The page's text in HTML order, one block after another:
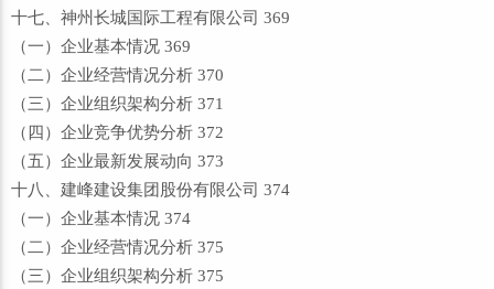
十七、神州长城国际工程有限公司 369
（一）企业基本情况 369
（二）企业经营情况分析 370
（三）企业组织架构分析 371
（四）企业竞争优势分析 372
（五）企业最新发展动向 373
十八、建峰建设集团股份有限公司 374
（一）企业基本情况 374
（二）企业经营情况分析 375
（三）企业组织架构分析 375